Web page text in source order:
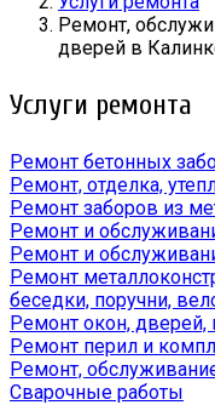
Ремонт,
дверей в
Услуги ремонта
Ремонт бетонных
Ремонт, отделка,
Ремонт заборов из
Ремонт и
Ремонт и
Ремонт
беседки, поручни,
Ремонт окон,
Ремонт перил и
Ремонт,
Сварочные работы